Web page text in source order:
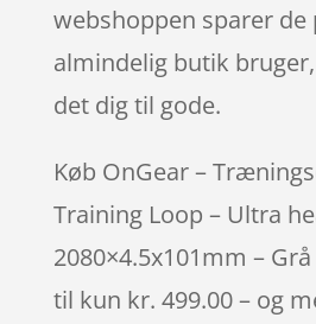
webshoppen sparer de
almindelig butik
det dig til gode.
Køb OnGear –
Training Loop – Ultra
2080×4.5x101mm –
til kun kr. 499.00 – og